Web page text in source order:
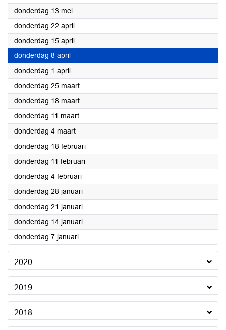
donderdag 13 mei2021
donderdag 22 april2021
donderdag 15 april2021
donderdag 8 april2021
donderdag 1 april2021
donderdag 25 maart2021
donderdag 18 maart2021
donderdag 11 maart2021
donderdag 4 maart2021
donderdag 18 februari2021
donderdag 11 februari2021
donderdag 4 februari2021
donderdag 28 januari2021
donderdag 21 januari2021
donderdag 14 januari2021
donderdag 7 januari2021
2020
2019
2018